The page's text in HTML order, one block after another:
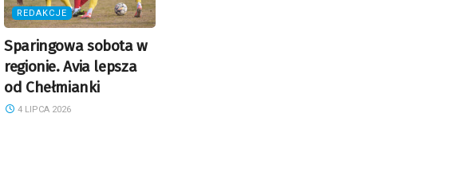
REDAKCJE
Sparingowa sobota w
regionie. Avia lepsza
od Chełmianki
4 LIPCA 2026